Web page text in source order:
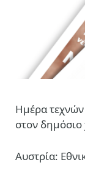
Ημέρα
στον
Αυστρία: